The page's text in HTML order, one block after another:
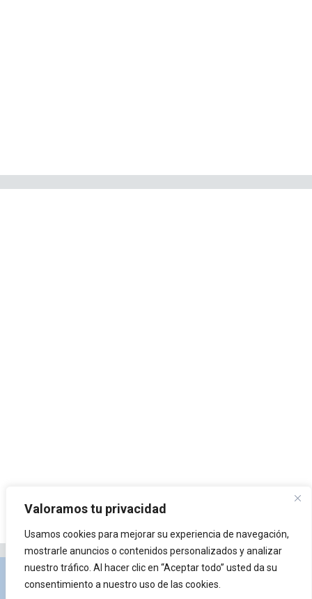
Valoramos tu privacidad
Usamos cookies para mejorar su experiencia de navegación,
mostrarle anuncios o contenidos personalizados y analizar
nuestro tráfico. Al hacer clic en “Aceptar todo” usted da su
consentimiento a nuestro uso de las cookies.
Privacidad y Política de Cookies Portal de